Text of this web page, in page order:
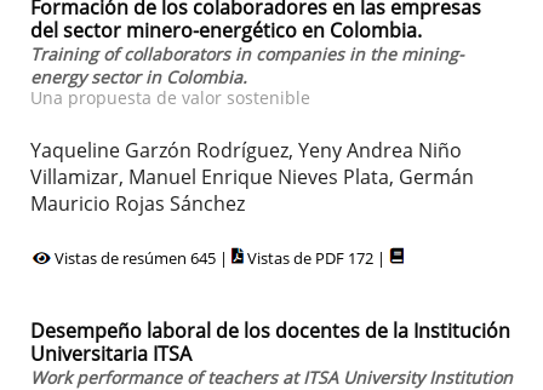
Formación de los colaboradores en las empresas
del sector minero-energético en Colombia.
Training of collaborators in companies in the mining-
energy sector in Colombia.
Una propuesta de valor sostenible
Yaqueline Garzón Rodríguez, Yeny Andrea Niño
Villamizar, Manuel Enrique Nieves Plata, Germán
Mauricio Rojas Sánchez
Vistas de resúmen 645 | Vistas de PDF 172 |
Desempeño laboral de los docentes de la Institución
Universitaria ITSA
Work performance of teachers at ITSA University Institution